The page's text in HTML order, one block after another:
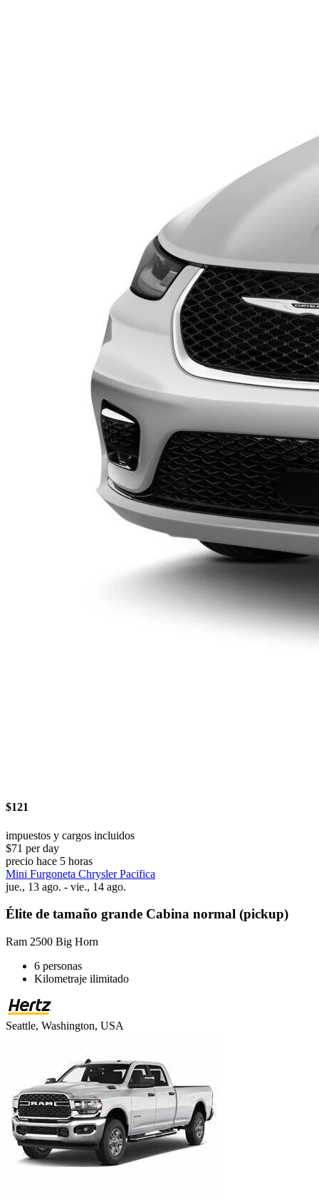
$121
impuestos y cargos incluidos
$71 per day
precio hace 5 horas
Mini Furgoneta Chrysler Pacifica
jue., 13 ago. - vie., 14 ago.
Élite de tamaño grande Cabina normal (pickup)
Ram 2500 Big Horn
6 personas
Kilometraje ilimitado
Seattle, Washington, USA